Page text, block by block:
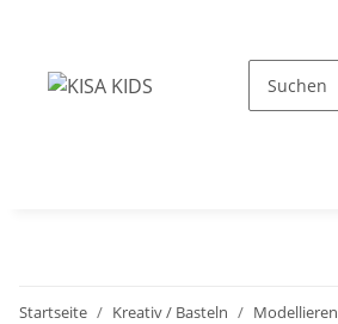
Startseite Kreativ / Basteln Modellieren